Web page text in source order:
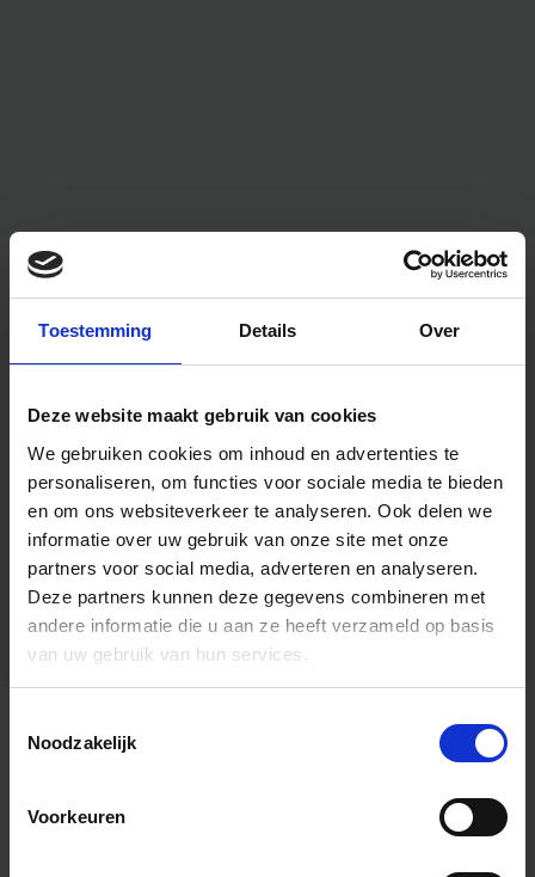
Toestemming Details Over
Deze website maakt gebruik van cookies
We gebruiken cookies om inhoud en advertenties te
personaliseren, om functies voor sociale media te bieden
en om ons websiteverkeer te analyseren. Ook delen we
informatie over uw gebruik van onze site met onze
partners voor social media, adverteren en analyseren.
Deze partners kunnen deze gegevens combineren met
andere informatie die u aan ze heeft verzameld op basis
van uw gebruik van hun services.
Noodzakelijk
Voorkeuren
Algemene informatie